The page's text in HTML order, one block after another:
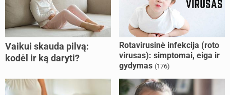
Vaikui skauda pilvą:
kodėl ir ką daryti?
Rotavirusinė infekcija (roto
virusas): simptomai, eiga ir
gydymas (176)